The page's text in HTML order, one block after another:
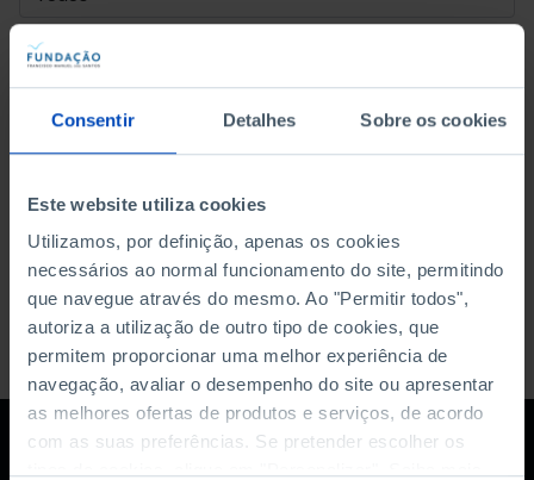
Consentir Detalhes Sobre os cookies
Este website utiliza cookies
Utilizamos, por definição, apenas os cookies
necessários ao normal funcionamento do site, permitindo
que navegue através do mesmo. Ao "Permitir todos",
autoriza a utilização de outro tipo de cookies, que
permitem proporcionar uma melhor experiência de
navegação, avaliar o desempenho do site ou apresentar
as melhores ofertas de produtos e serviços, de acordo
com as suas preferências. Se pretender escolher os
DATA DE INÍCIO
DATA DE FIM